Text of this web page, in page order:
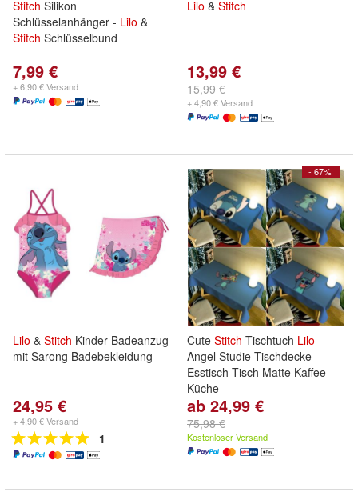
Stitch Silikon
Schlüsselanhänger - Lilo &
Stitch Schlüsselbund
7,99 €
+ 6,90 € Versand
Lilo & Stitch
13,99 €
15,99 €
+ 4,90 € Versand
Lilo & Stitch Kinder Badeanzug
mit Sarong Badebekleidung
24,95 €
+ 4,90 € Versand
1
- 67%
Cute Stitch Tischtuch Lilo
Angel Studie Tischdecke
Esstisch Tisch Matte Kaffee
Küche
ab 24,99 €
75,98 €
Kostenloser Versand